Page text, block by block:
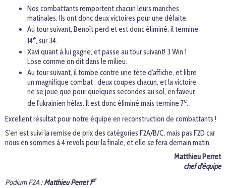
Nos combattants remportent chacun leurs manches
matinales. Ils ont donc deux victoires pour une défaite.
Au tour suivant, Benoît perd et est donc éliminé, il termine
14e, sur 34.
Xavi quant à lui gagne, et passe au tour suivant! 3 Win 1
Lose comme on dit dans le milieu.
Au tour suivant, il tombe contre une tête d'affiche, et libre
un magnifique combat : deux coupes chacun, et la victoire
ne se joue que pour quelques secondes au sol, en faveur
de l'ukrainien hélas. Il est donc éliminé mais termine 7e.
Excellent résultat pour notre équipe en reconstruction de combattants !
S'en est suivi la remise de prix des catégories F2A/B/C, mais pas F2D car
nous en sommes à 4 revols pour la finale, et elle se fera demain matin.
Matthieu Perret
chef d'équipe
Podium F2A :Matthieu Perret 1er